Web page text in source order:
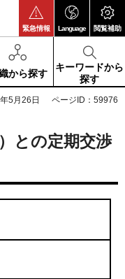
緊急情報 Language 閲覧補助
から探す
キーワードから
探す
5月26日 ページID：59976
との定期交渉